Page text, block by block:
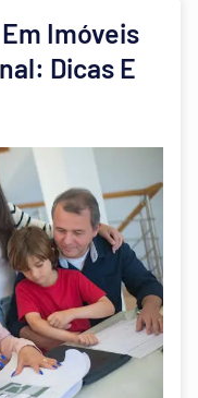
Imóveis
Dicas E